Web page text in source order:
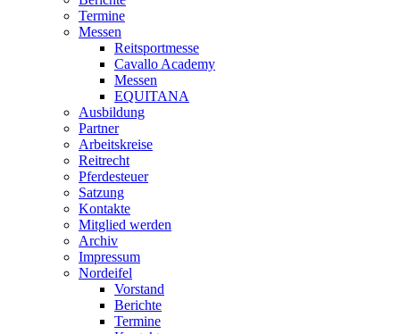
Termine
Messen
Reitsportmesse
Cavallo Academy
Messen
EQUITANA
Ausbildung
Partner
Arbeitskreise
Reitrecht
Pferdesteuer
Satzung
Kontakte
Mitglied werden
Archiv
Impressum
Nordeifel
Vorstand
Berichte
Termine